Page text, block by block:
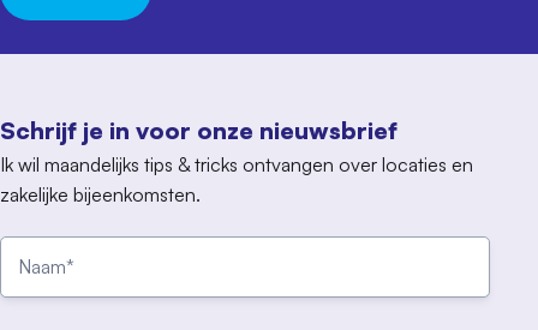
Schrijf je in voor onze nieuwsbrief
Ik wil maandelijks tips & tricks ontvangen over locaties en
zakelijke bijeenkomsten.